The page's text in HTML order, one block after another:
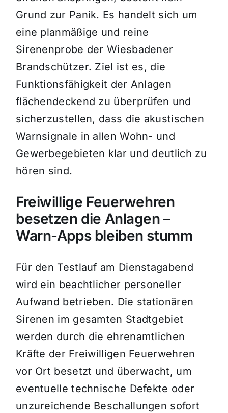
Grund zur Panik. Es handelt sich um
eine planmäßige und reine
Sirenenprobe der Wiesbadener
Brandschützer. Ziel ist es, die
Funktionsfähigkeit der Anlagen
flächendeckend zu überprüfen und
sicherzustellen, dass die akustischen
Warnsignale in allen Wohn- und
Gewerbegebieten klar und deutlich zu
hören sind.
Freiwillige Feuerwehren
besetzen die Anlagen –
Warn-Apps bleiben stumm
Für den Testlauf am Dienstagabend
wird ein beachtlicher personeller
Aufwand betrieben. Die stationären
Sirenen im gesamten Stadtgebiet
werden durch die ehrenamtlichen
Kräfte der Freiwilligen Feuerwehren
vor Ort besetzt und überwacht, um
eventuelle technische Defekte oder
unzureichende Beschallungen sofort